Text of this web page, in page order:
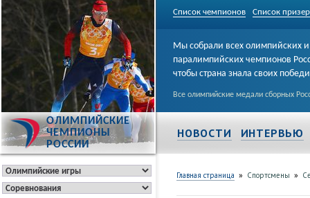
Список чемпионов Список
ОЛИМПИЙСКИЕ
ЧЕМПИОНЫ
РОССИИ
Мы собрали всех олимпийских и
паралимпийских чемпионов
чтобы страна знала своих
Все олимпийские медали сборных
НОВОСТИ ИНТЕРВЬЮ
Главная страница » Спортсмены »